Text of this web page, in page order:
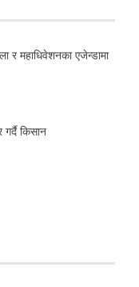
र महाधिवेशनका एजेन्डामा
किसान